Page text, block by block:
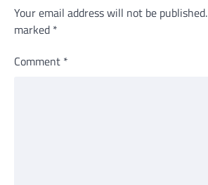
Your email address will not be published.
marked *
Comment *